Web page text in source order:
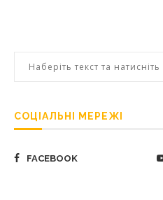
СОЦІАЛЬНІ МЕРЕЖІ
FACEBOOK